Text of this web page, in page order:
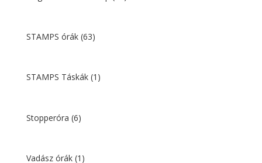
STAMPS órák (63)
STAMPS Táskák (1)
Stopperóra (6)
Vadász órák (1)